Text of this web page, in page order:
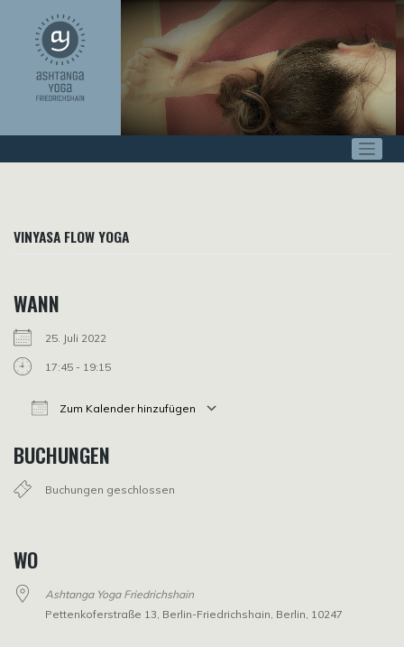
springen
VINYASA FLOW YOGA
WANN
25. Juli 2022
17:45 - 19:15
Zum Kalender hinzufügen
BUCHUNGEN
Buchungen geschlossen
WO
Ashtanga Yoga Friedrichshain
Pettenkoferstraße 13, Berlin-Friedrichshain, Berlin, 10247